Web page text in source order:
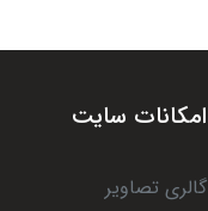
امکانات سایت
گالری تصاویر